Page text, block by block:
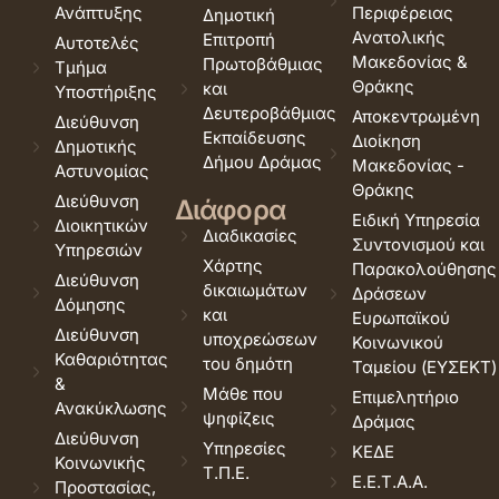
Ανάπτυξης
Αυτοτελές
Τμήμα
Υποστήριξης
Διεύθυνση
Δημοτικής
Αστυνομίας
Διεύθυνση
Διοικητικών
Υπηρεσιών
Διεύθυνση
Δόμησης
Διεύθυνση
Καθαριότητας
&
Ανακύκλωσης
Διεύθυνση
Κοινωνικής
Προστασίας,
Δημοτική
Επιτροπή
Πρωτοβάθμιας
και
Δευτεροβάθμιας
Εκπαίδευσης
Δήμου Δράμας
Διάφορα
Διαδικασίες
Χάρτης
δικαιωμάτων
και
υποχρεώσεων
του δημότη
Μάθε που
ψηφίζεις
Υπηρεσίες
Τ.Π.Ε.
Περιφέρειας
Ανατολικής
Μακεδονίας &
Θράκης
Αποκεντρωμένη
Διοίκηση
Μακεδονίας -
Θράκης
Ειδική Υπηρεσία
Συντονισμού και
Παρακολούθησης
Δράσεων
Ευρωπαϊκού
Κοινωνικού
Ταμείου (ΕΥΣΕΚΤ)
Επιμελητήριο
Δράμας
ΚΕΔΕ
Ε.Ε.Τ.Α.Α.